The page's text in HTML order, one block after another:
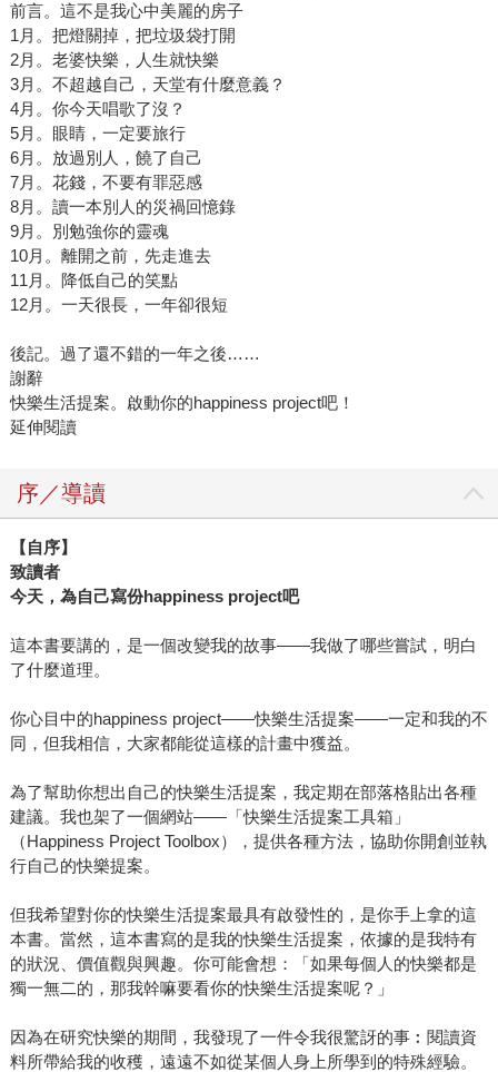
前言。這不是我心中美麗的房子
1月。把燈關掉，把垃圾袋打開
2月。老婆快樂，人生就快樂
3月。不超越自己，天堂有什麼意義？
4月。你今天唱歌了沒？
5月。眼睛，一定要旅行
6月。放過別人，饒了自己
7月。花錢，不要有罪惡感
8月。讀一本別人的災禍回憶錄
9月。別勉強你的靈魂
10月。離開之前，先走進去
11月。降低自己的笑點
12月。一天很長，一年卻很短
後記。過了還不錯的一年之後……
謝辭
快樂生活提案。啟動你的happiness project吧！
延伸閱讀
序／導讀
【自序】
致讀者
今天，為自己寫份happiness project吧
這本書要講的，是一個改變我的故事——我做了哪些嘗試，明白
了什麼道理。
你心目中的happiness project——快樂生活提案——一定和我的不
同，但我相信，大家都能從這樣的計畫中獲益。
為了幫助你想出自己的快樂生活提案，我定期在部落格貼出各種
建議。我也架了一個網站——「快樂生活提案工具箱」
（Happiness Project Toolbox），提供各種方法，協助你開創並執
行自己的快樂提案。
但我希望對你的快樂生活提案最具有啟發性的，是你手上拿的這
本書。當然，這本書寫的是我的快樂生活提案，依據的是我特有
的狀況、價值觀與興趣。你可能會想：「如果每個人的快樂都是
獨一無二的，那我幹嘛要看你的快樂生活提案呢？」
因為在研究快樂的期間，我發現了一件令我很驚訝的事︰閱讀資
料所帶給我的收穫，遠遠不如從某個人身上所學到的特殊經驗。